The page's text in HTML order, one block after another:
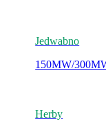
Jedwabno
150MW/
Herby